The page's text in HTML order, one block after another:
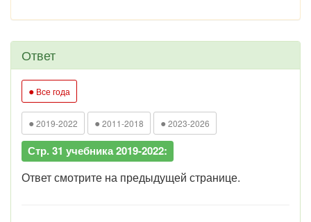
Ответ
● Все года
● 2019-2022 ● 2011-2018 ● 2023-2026
Стр. 31 учебника 2019-2022:
Ответ смотрите на предыдущей странице.